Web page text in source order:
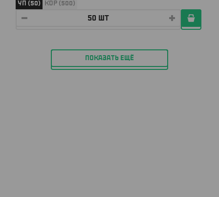
УП (50) КОР (500)
ПОКАЗАТЬ ЕЩЁ